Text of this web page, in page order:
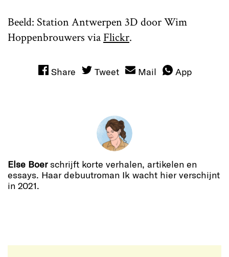
Beeld: Station Antwerpen 3D door Wim
Hoppenbrouwers via Flickr.
Share Tweet Mail App
Else Boerschrijft korte verhalen, artikelen en
essays. Haar debuutroman Ik wacht hier verschijnt
in 2021.